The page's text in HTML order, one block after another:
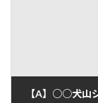
【A】○○犬山